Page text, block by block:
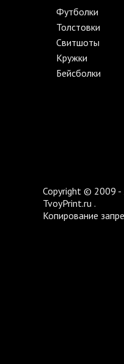
Футболки
Толстовки
Свитшоты
Кружки
Бейсболки
Copyright © 2009 -
TvoyPrint.ru .
Копирование